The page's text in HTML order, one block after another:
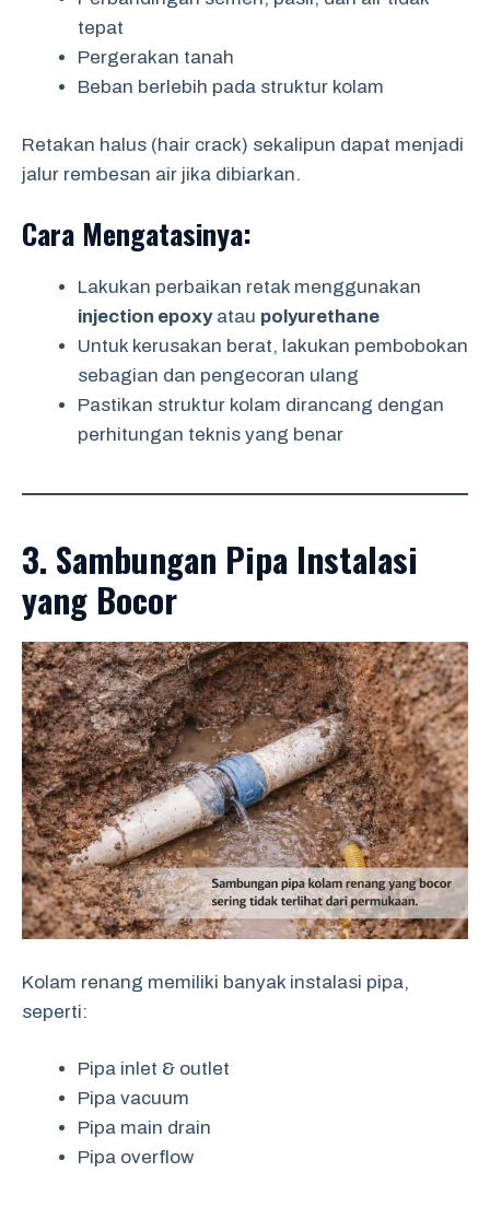
tepat
Pergerakan tanah
Beban berlebih pada struktur kolam
Retakan halus (hair crack) sekalipun dapat menjadi
jalur rembesan air jika dibiarkan.
Cara Mengatasinya:
Lakukan perbaikan retak menggunakan
injection epoxyatau polyurethane
Untuk kerusakan berat, lakukan pembobokan
sebagian dan pengecoran ulang
Pastikan struktur kolam dirancang dengan
perhitungan teknis yang benar
3. Sambungan Pipa Instalasi
yang Bocor
Kolam renang memiliki banyak instalasi pipa,
seperti:
Pipa inlet & outlet
Pipa vacuum
Pipa main drain
Pipa overflow